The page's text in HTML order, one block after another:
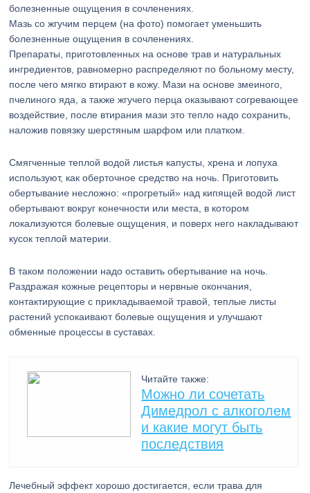
Мазь со жгучим перцем (на фото) помогает уменьшить
болезненные ощущения в сочленениях.
Препараты, приготовленных на основе трав и натуральных
ингредиентов, равномерно распределяют по больному месту,
после чего мягко втирают в кожу. Мази на основе змеиного,
пчелиного яда, а также жгучего перца оказывают согревающее
воздействие, после втирания мази это тепло надо сохранить,
наложив повязку шерстяным шарфом или платком.
Смягченные теплой водой листья капусты, хрена и лопуха
используют, как оберточное средство на ночь. Приготовить
обертывание несложно: «прогретый» над кипящей водой лист
обертывают вокруг конечности или места, в котором
локализуются болевые ощущения, и поверх него накладывают
кусок теплой материи.
В таком положении надо оставить обертывание на ночь.
Раздражая кожные рецепторы и нервные окончания,
контактирующие с прикладываемой травой, теплые листы
растений успокаивают болевые ощущения и улучшают
обменные процессы в суставах.
Читайте также:
Можно ли сочетать
Димедрол с алкоголем
и какие могут быть
последствия
Лечебный эффект хорошо достигается, если трава для